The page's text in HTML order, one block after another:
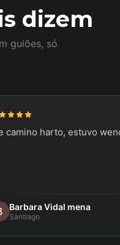
dizem
guiões, só
camino harto, estuvo
Barbara Vidal mena
Santiago